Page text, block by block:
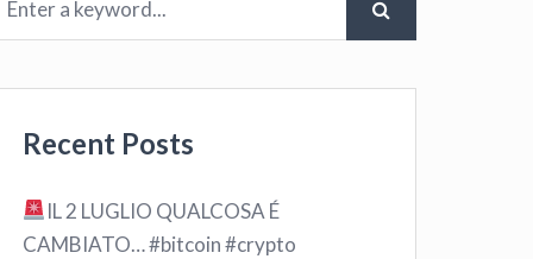
Recent Posts
IL 2 LUGLIO QUALCOSA É
CAMBIATO… #bitcoin #crypto